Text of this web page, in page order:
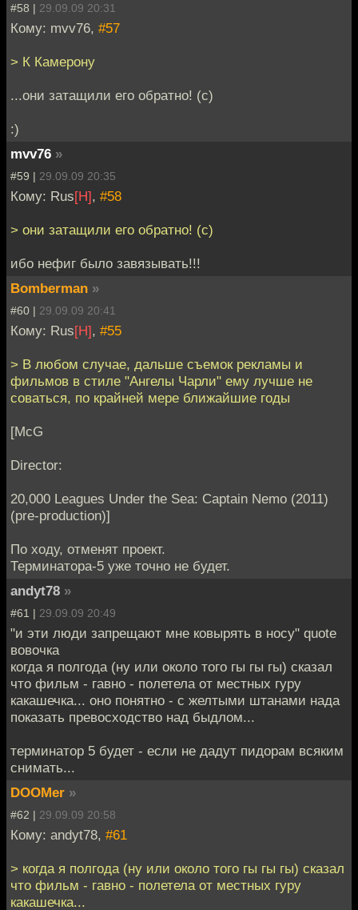
#58 | 29.09.09 20:31
Кому: mvv76, #57
> К Камерону
...они затащили его обратно! (с)
:)
mvv76 »
#59 | 29.09.09 20:35
Кому: Rus[H], #58
> они затащили его обратно! (с)
ибо нефиг было завязывать!!!
Bomberman »
#60 | 29.09.09 20:41
Кому: Rus[H], #55
> В любом случае, дальше съемок рекламы и
фильмов в стиле "Ангелы Чарли" ему лучше не
соваться, по крайней мере ближайшие годы
[McG
Director:
20,000 Leagues Under the Sea: Captain Nemo (2011)
(pre-production)]
По ходу, отменят проект.
Терминатора-5 уже точно не будет.
andyt78 »
#61 | 29.09.09 20:49
"и эти люди запрещают мне ковырять в носу" quote
вовочка
когда я полгода (ну или около того гы гы гы) сказал
что фильм - гавно - полетела от местных гуру
какашечка... оно понятно - с желтыми штанами нада
показать превосходство над быдлом...
терминатор 5 будет - если не дадут пидорам всяким
снимать...
DOOMer »
#62 | 29.09.09 20:58
Кому: andyt78, #61
> когда я полгода (ну или около того гы гы гы) сказал
что фильм - гавно - полетела от местных гуру
какашечка...